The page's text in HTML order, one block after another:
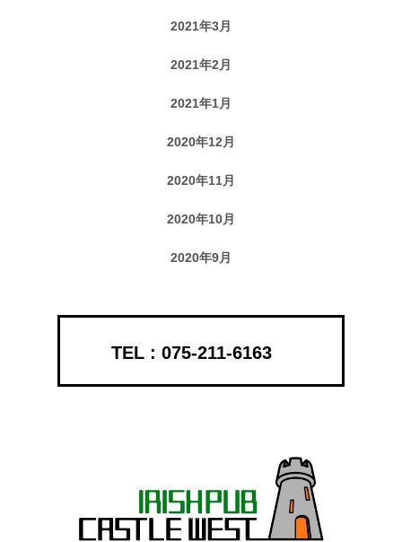
2021年3月
2021年2月
2021年1月
2020年12月
2020年11月
2020年10月
2020年9月
075-211-6163